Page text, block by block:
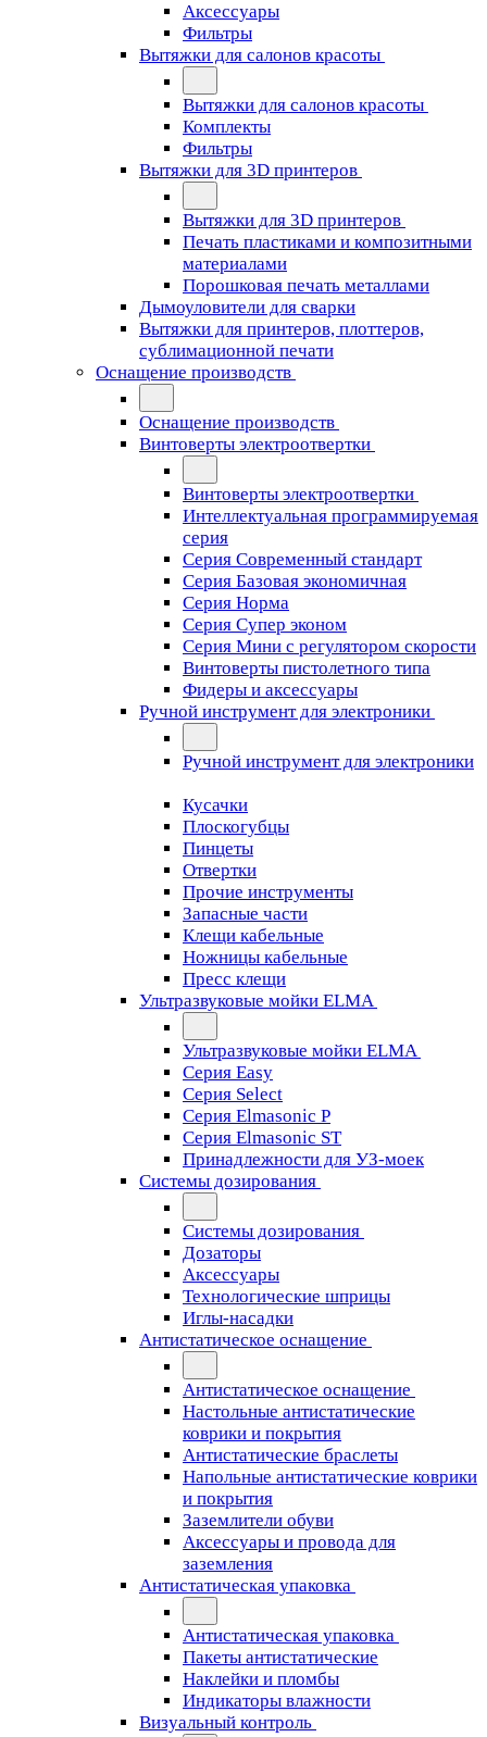
Аксессуары
Фильтры
Вытяжки для салонов красоты
Вытяжки для салонов красоты
Комплекты
Фильтры
Вытяжки для 3D принтеров
Вытяжки для 3D принтеров
Печать пластиками и композитными
материалами
Порошковая печать металлами
Дымоуловители для сварки
Вытяжки для принтеров, плоттеров,
сублимационной печати
Оснащение производств
Оснащение производств
Винтоверты электроотвертки
Винтоверты электроотвертки
Интеллектуальная программируемая
серия
Серия Современный стандарт
Серия Базовая экономичная
Серия Норма
Серия Cупер эконом
Серия Мини с регулятором скорости
Винтоверты пистолетного типа
Фидеры и аксессуары
Ручной инструмент для электроники
Ручной инструмент для электроники
Кусачки
Плоскогубцы
Пинцеты
Отвертки
Прочие инструменты
Запасные части
Клещи кабельные
Ножницы кабельные
Пресс клещи
Ультразвуковые мойки ELMA
Ультразвуковые мойки ELMA
Серия Easy
Серия Select
Серия Elmasonic P
Серия Elmasonic ST
Принадлежности для УЗ-моек
Системы дозирования
Системы дозирования
Дозаторы
Аксессуары
Технологические шприцы
Иглы-насадки
Антистатическое оснащение
Антистатическое оснащение
Настольные антистатические
коврики и покрытия
Антистатические браслеты
Напольные антистатические коврики
и покрытия
Заземлители обуви
Аксессуары и провода для
заземления
Антистатическая упаковка
Антистатическая упаковка
Пакеты антистатические
Наклейки и пломбы
Индикаторы влажности
Визуальный контроль